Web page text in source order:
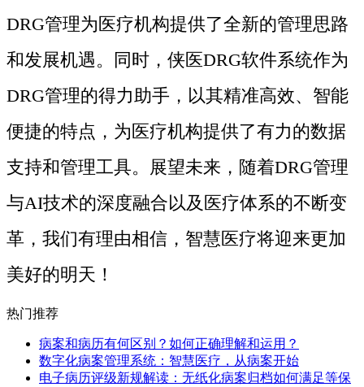
DRG管理为医疗机构提供了全新的管理思路
和发展机遇。同时，侠医DRG软件系统作为
DRG管理的得力助手，以其精准高效、智能
便捷的特点，为医疗机构提供了有力的数据
支持和管理工具。展望未来，随着DRG管理
与AI技术的深度融合以及医疗体系的不断变
革，我们有理由相信，智慧医疗将迎来更加
美好的明天！
热门推荐
病案和病历有何区别？如何正确理解和运用？
数字化病案管理系统：智慧医疗，从病案开始
电子病历评级新规解读：无纸化病案归档如何满足等保